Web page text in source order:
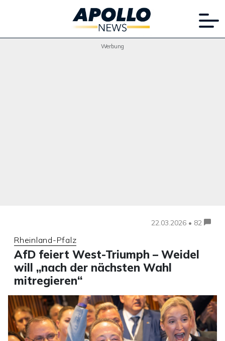
Werbung
22.03.2026 • 82
Rheinland-Pfalz
AfD feiert West-Triumph – Weidel
will „nach der nächsten Wahl
mitregieren“